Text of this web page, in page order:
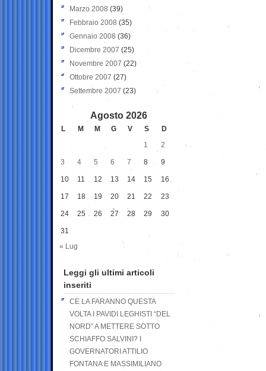
Marzo 2008 (39)
Febbraio 2008 (35)
Gennaio 2008 (36)
Dicembre 2007 (25)
Novembre 2007 (22)
Ottobre 2007 (27)
Settembre 2007 (23)
Agosto 2026
L M M G V S
D
1
2
3 4 5 6 7 8 9
10 11 12 13 14 15 16
17 18 19 20 21 22 23
24 25 26 27 28 29 30
31
« Lug
Leggi gli ultimi articoli
inseriti
CE LA FARANNO QUESTA
VOLTA I PAVIDI LEGHISTI “DEL
NORD” A METTERE SOTTO
SCHIAFFO SALVINI? I
GOVERNATORI ATTILIO
FONTANA E MASSIMILIANO